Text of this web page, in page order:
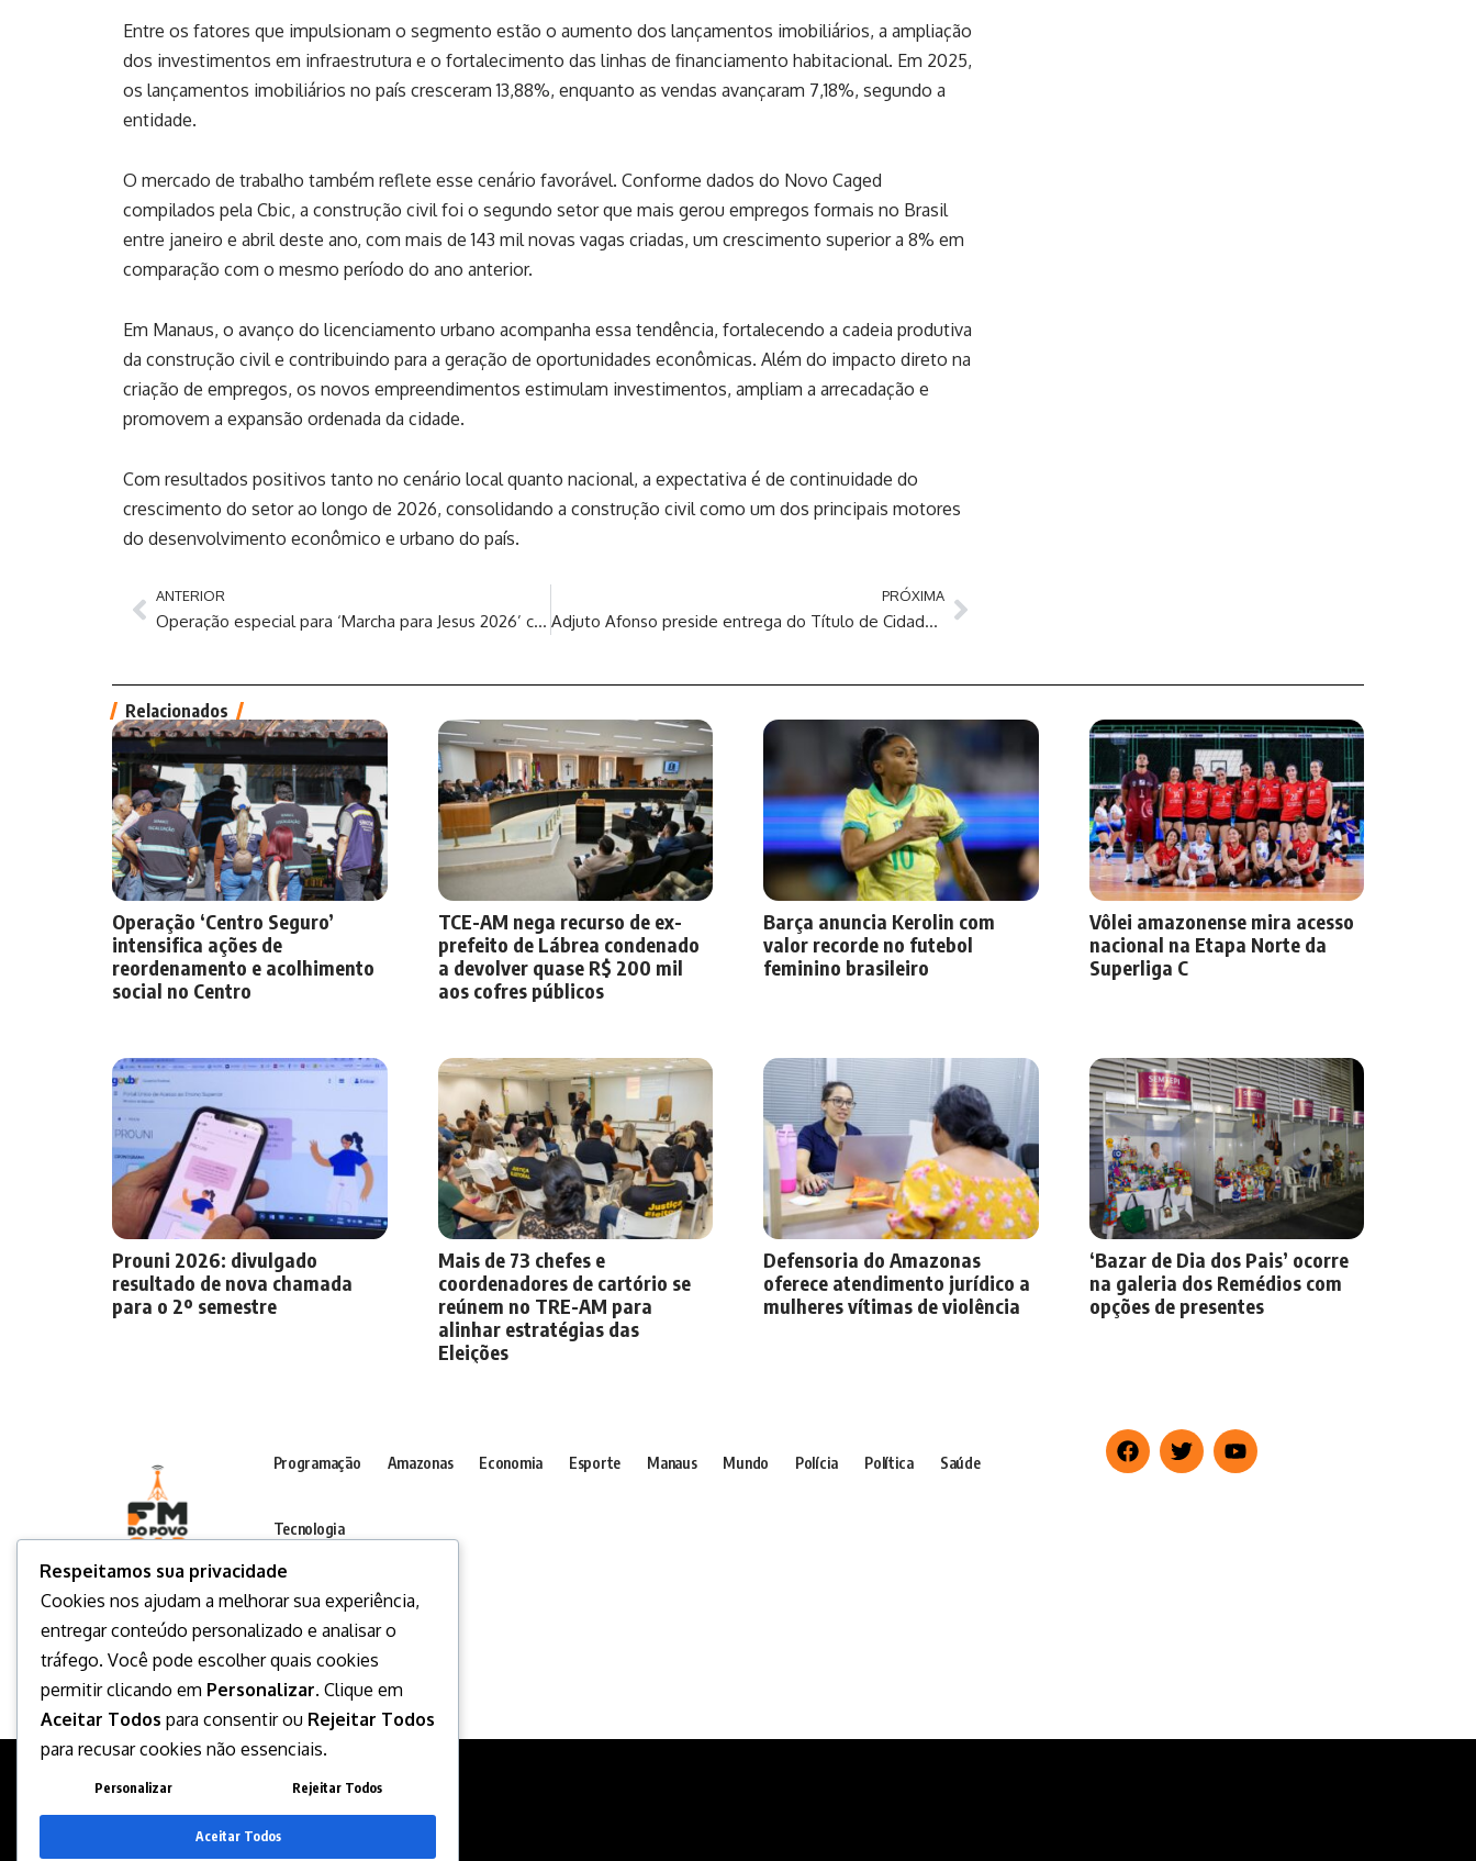
Entre os fatores que impulsionam o segmento estão o aumento dos lançamentos imobiliários, a ampliação
dos investimentos em infraestrutura e o fortalecimento das linhas de financiamento habitacional. Em 2025,
os lançamentos imobiliários no país cresceram 13,88%, enquanto as vendas avançaram 7,18%, segundo a
entidade.
O mercado de trabalho também reflete esse cenário favorável. Conforme dados do Novo Caged
compilados pela Cbic, a construção civil foi o segundo setor que mais gerou empregos formais no Brasil
entre janeiro e abril deste ano, com mais de 143 mil novas vagas criadas, um crescimento superior a 8% em
comparação com o mesmo período do ano anterior.
Em Manaus, o avanço do licenciamento urbano acompanha essa tendência, fortalecendo a cadeia produtiva
da construção civil e contribuindo para a geração de oportunidades econômicas. Além do impacto direto na
criação de empregos, os novos empreendimentos estimulam investimentos, ampliam a arrecadação e
promovem a expansão ordenada da cidade.
Com resultados positivos tanto no cenário local quanto nacional, a expectativa é de continuidade do
crescimento do setor ao longo de 2026, consolidando a construção civil como um dos principais motores
do desenvolvimento econômico e urbano do país.
ANTERIOR
Operação especial para ‘Marcha para Jesus 2026’ contará com 200 agentes de trânsito e fiscais de transportes
PRÓXIMA
Adjuto Afonso preside entrega do Título de Cidadão do Amazonas ao artista Ivo Meirelles na Aleam
Relacionados
Operação ‘Centro Seguro’
intensifica ações de
reordenamento e acolhimento
social no Centro
TCE-AM nega recurso de ex-
prefeito de Lábrea condenado
a devolver quase R$ 200 mil
aos cofres públicos
Barça anuncia Kerolin com
valor recorde no futebol
feminino brasileiro
Vôlei amazonense mira acesso
nacional na Etapa Norte da
Superliga C
Prouni 2026: divulgado
resultado de nova chamada
para o 2º semestre
Mais de 73 chefes e
coordenadores de cartório se
reúnem no TRE-AM para
alinhar estratégias das
Eleições
Defensoria do Amazonas
oferece atendimento jurídico a
mulheres vítimas de violência
‘Bazar de Dia dos Pais’ ocorre
na galeria dos Remédios com
opções de presentes
Programação Amazonas Economia Esporte Manaus Mundo Polícia Política Saúde
Tecnologia
Respeitamos sua privacidade
Cookies nos ajudam a melhorar sua experiência,
entregar conteúdo personalizado e analisar o
tráfego. Você pode escolher quais cookies
permitir clicando em Personalizar. Clique em
Aceitar Todos para consentir ou Rejeitar Todos
para recusar cookies não essenciais.
Personalizar Rejeitar Todos
Aceitar Todos